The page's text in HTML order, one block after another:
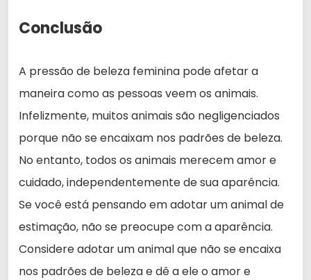
Conclusão
A pressão de beleza feminina pode afetar a
maneira como as pessoas veem os animais.
Infelizmente, muitos animais são negligenciados
porque não se encaixam nos padrões de beleza.
No entanto, todos os animais merecem amor e
cuidado, independentemente de sua aparência.
Se você está pensando em adotar um animal de
estimação, não se preocupe com a aparência.
Considere adotar um animal que não se encaixa
nos padrões de beleza e dê a ele o amor e